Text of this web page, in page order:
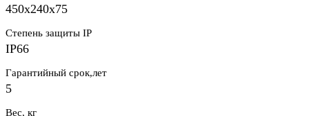
450х240х75
Степень защиты IP
IP66
Гарантийный срок,лет
5
Вес, кг